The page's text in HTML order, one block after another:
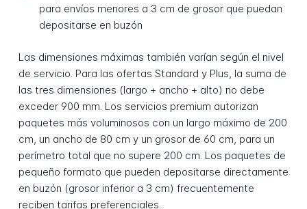
para envíos menores a 3 cm de grosor que puedan
depositarse en buzón
Las dimensiones máximas también varían según el nivel
de servicio. Para las ofertas Standard y Plus, la suma de
las tres dimensiones (largo + ancho + alto) no debe
exceder 900 mm. Los servicios premium autorizan
paquetes más voluminosos con un largo máximo de 200
cm, un ancho de 80 cm y un grosor de 60 cm, para un
perímetro total que no supere 200 cm. Los paquetes de
pequeño formato que pueden depositarse directamente
en buzón (grosor inferior a 3 cm) frecuentemente
reciben tarifas preferenciales.